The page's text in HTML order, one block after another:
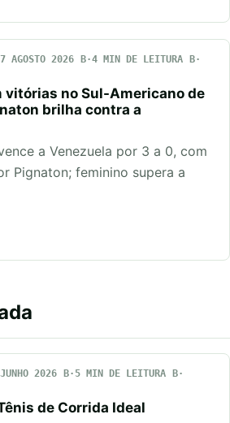
AGOSTO 2026
4 MIN DE LEITURA
vitórias no Sul-Americano de
brilha contra a
a Venezuela por 3 a 0, com
Pignaton; feminino supera a
2026
5 MIN DE LEITURA
de Corrida Ideal